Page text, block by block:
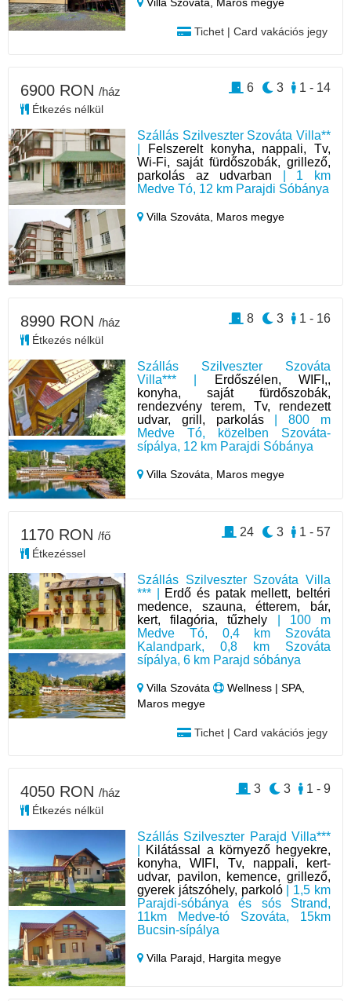
Tichet | Card vakációs jegy
Szállás Szilveszter Szováta Villa**
Felszerelt konyha, nappali, Tv,
Wi-Fi, saját fürdőszobák, grillező,
parkolás az udvarban | 1 km
Medve Tó, 12 km Parajdi Sóbánya
Villa Szováta, Maros megye
6900 RON /ház
Étkezés nélkül
1 - 14
3
6
Szállás Szilveszter Szováta
Villa*** |
Erdőszélen, WIFI,,
konyha, saját fürdőszobák,
rendezvény terem, Tv, rendezett
udvar, grill, parkolás| 800 m
Medve Tó, közelben Szováta-
sípálya, 12 km Parajdi Sóbánya
Villa Szováta, Maros megye
8990 RON /ház
Étkezés nélkül
1 - 16
3
8
Szállás Szilveszter Szováta Villa
*** | Erdő és patak mellett, beltéri
medence, szauna, étterem, bár,
kert, filagória, tűzhely | 100 m
Medve Tó, 0,4 km Szováta
Kalandpark, 0,8 km Szováta
sípálya, 6 km Parajd sóbánya
Villa Szováta
Wellness | SPA,
Maros megye
Tichet | Card vakációs jegy
1170 RON /fő
Étkezéssel
1 - 57
3
24
Szállás Szilveszter Parajd Villa***
Kilátással a környező hegyekre,
konyha, WIFI, Tv, nappali, kert-
udvar, pavilon, kemence, grillező,
gyerek játszóhely, parkoló| 1,5 km
Parajdi-sóbánya és sós Strand,
11km Medve-tó Szováta, 15km
Bucsin-sípálya
Villa Parajd, Hargita megye
4050 RON /ház
Étkezés nélkül
1 - 9
3
3